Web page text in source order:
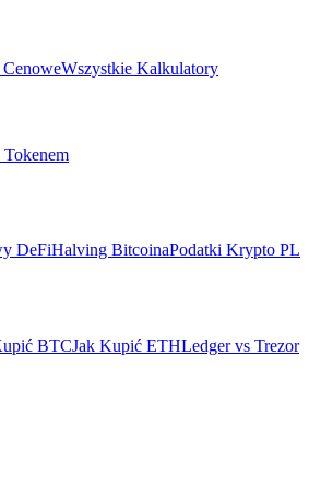
Wszystkie Kalkulatory
DeFiHalving BitcoinaPodatki Krypto PL
BTCJak Kupić ETHLedger vs Trezor